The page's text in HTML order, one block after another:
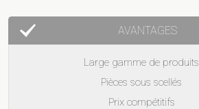
AVANTAGES
Large gamme de produits
Pièces sous scellés
Prix compétitifs